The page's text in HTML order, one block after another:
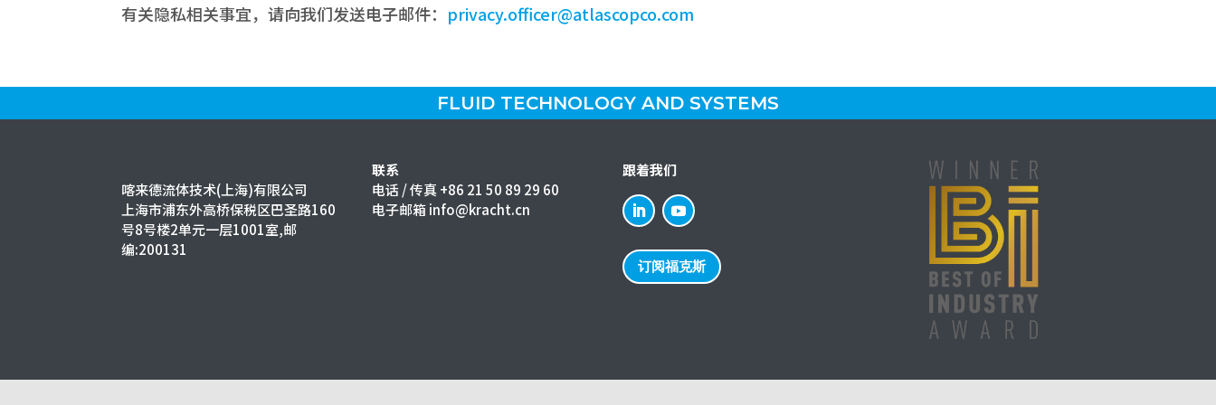
有关隐私相关事宜，请向我们发送电子邮件： privacy.officer@atlascopco.com
FLUID TECHNOLOGY AND SYSTEMS
喀来德流体技术(上海)有限公司
上海市浦东外高桥保税区巴圣路160
号8号楼2单元一层1001室,邮
编:200131
联系
电话 / 传真 +86 21 50 89 29 60
电子邮箱 info@kracht.cn
跟着我们
订阅福克斯